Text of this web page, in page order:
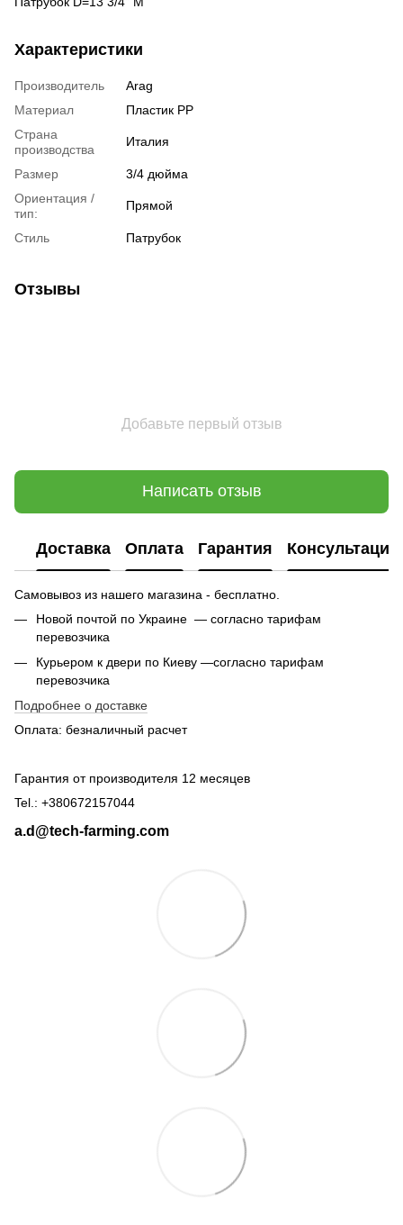
Характеристики
Производитель
Arag
Материал
Пластик РР
Страна
производства
Италия
Размер
3/4 дюйма
Ориентация /
тип:
Прямой
Стиль Патрубок
Отзывы
Добавьте первый отзыв
Написать отзыв
Доставка Оплата Гарантия Консультация
Самовывоз из нашего магазина - бесплатно.
Новой почтой по Украине — согласно тарифам
перевозчика
Курьером к двери по Киеву —согласно тарифам
перевозчика
Подробнее о доставке
Оплата: безналичный расчет
Гарантия от производителя 12 месяцев
Tel.: +380672157044
a.d@tech-farming.com